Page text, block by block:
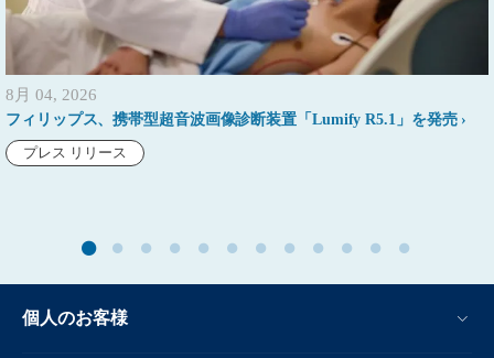
8月 04, 2026
フィリップス、携帯型超音波画像診断装置「Lumify R5.1」を発売
プレス リリース
個人のお客様